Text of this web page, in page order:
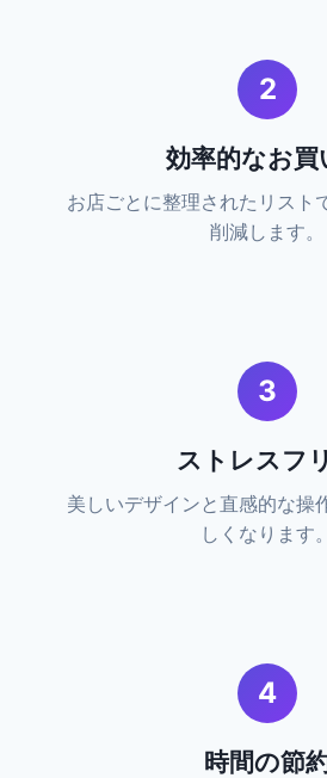
2
効率的なお買
お店ごとに整理されたリスト
削減します。
3
ストレスフ
美しいデザインと直感的な操
しくなります。
4
時間の節